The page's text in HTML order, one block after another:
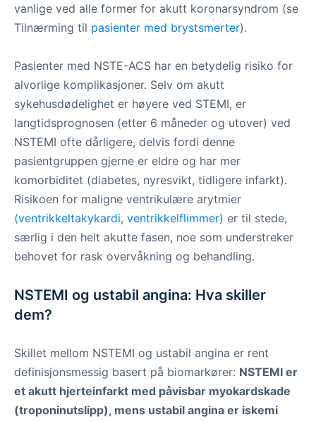
vanlige ved alle former for akutt koronarsyndrom (se
Tilnærming til pasienter med brystsmerter).
Pasienter med NSTE-ACS har en betydelig risiko for
alvorlige komplikasjoner. Selv om akutt
sykehusdødelighet er høyere ved STEMI, er
langtidsprognosen (etter 6 måneder og utover) ved
NSTEMI ofte dårligere, delvis fordi denne
pasientgruppen gjerne er eldre og har mer
komorbiditet (diabetes, nyresvikt, tidligere infarkt).
Risikoen for maligne ventrikulære arytmier
(ventrikkeltakykardi, ventrikkelflimmer) er til stede,
særlig i den helt akutte fasen, noe som understreker
behovet for rask overvåkning og behandling.
NSTEMI og ustabil angina: Hva skiller
dem?
Skillet mellom NSTEMI og ustabil angina er rent
definisjonsmessig basert på biomarkører: NSTEMI er
et akutt hjerteinfarkt med påvisbar myokardskade
(troponinutslipp), mens ustabil angina er iskemi